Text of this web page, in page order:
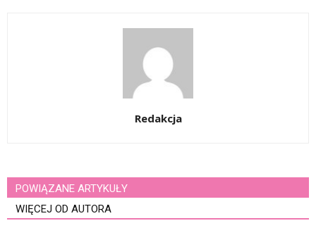
Redakcja
POWIĄZANE ARTYKUŁY
WIĘCEJ OD AUTORA